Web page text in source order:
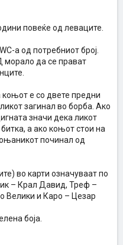
повеќе од леваците.
а од потребниот број.
морало да се прават
е со двете предни
загинал во борба. Ако
значи дека ликот
а ако коњот стои на
починал од
во карти означуваат по
– Крал Давид, Треф –
Велики и Каро – Цезар
боја.